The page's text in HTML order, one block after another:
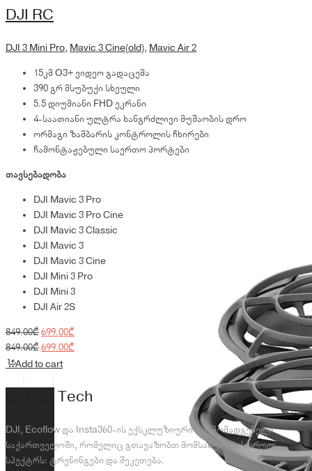
DJI RC
DJI 3 Mini Pro, Mavic 3 Cine(old), Mavic Air 2
15კმ O3+ ვიდეო გადაცემა
390 გრ მსუბუქი სხეული
5.5 დიუმიანი FHD ეკრანი
4-საათიანი ულტრა ხანგრძლივი მუშაობის დრო
ორმაგი ზამბარის კონტროლის ჩხირები
ჩამონტაჟებული საერთო პორტები
თავსებადობა
DJI Mavic 3 Pro
DJI Mavic 3 Pro Cine
DJI Mavic 3 Classic
DJI Mavic 3
DJI Mavic 3 Cine
DJI Mini 3 Pro
DJI Mini 3
DJI Air 2S
849.00₾Original
price
was:
699.00₾Current
price
849.00₾Original
price
849.00₾.
699.00₾Current
699.00₾.
Add to cart
Copter Tech
DJI, Ecoflow და Insta360-ის ექსკლუზიური წარმომადგენელი
საქართველოში, რომელიც გთავაზობთ მომსახურების სრულ
სპექტრს: ტრენინგები და შეკეთება.